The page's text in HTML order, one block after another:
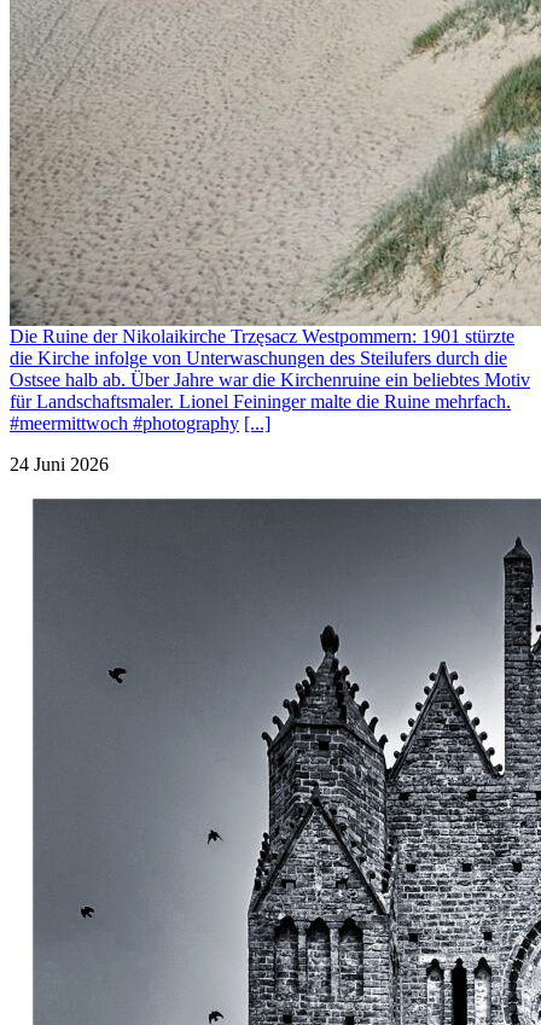
Die Ruine der Nikolaikirche Trzęsacz Westpommern: 1901 stürzte
die Kirche infolge von Unterwaschungen des Steilufers durch die
Ostsee halb ab. Über Jahre war die Kirchenruine ein beliebtes Motiv
für Landschaftsmaler. Lionel Feininger malte die Ruine mehrfach.
#meermittwoch #photography [...]
24 Juni 2026